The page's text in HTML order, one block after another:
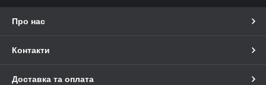
Про нас
Контакти
Доставка та оплата